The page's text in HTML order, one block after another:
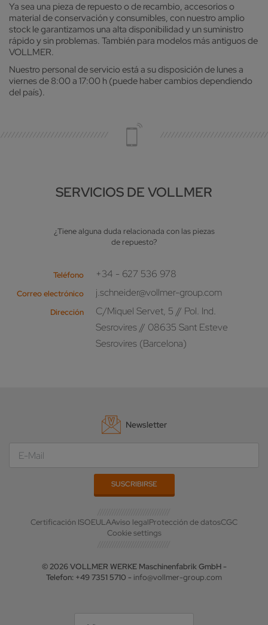
Ya sea una pieza de repuesto o de recambio, accesorios o
material de conservación y consumibles, con nuestro amplio
stock le garantizamos una alta disponibilidad y un suministro
rápido y sin problemas. También para modelos más antiguos de
VOLLMER.
Nuestro personal de servicio está a su disposición de lunes a
viernes de 8:00 a 17:00 h (puede haber cambios dependiendo
del país).
SERVICIOS DE VOLLMER
¿Tiene alguna duda relacionada con las piezas
de repuesto?
Teléfono +34 - 627 536 978
Correo electrónico j.schneider@vollmer-group.com
Dirección
C/Miquel Servet, 5 // Pol. Ind.
Sesrovires // 08635 Sant Esteve
Sesrovires (Barcelona)
Newsletter
Certificación ISOEULAAviso legalProtección de datosCGC
Cookie settings
© 2026 VOLLMER WERKE Maschinenfabrik GmbH -
Telefon: +49 7351 5710 - info@vollmer-group.com